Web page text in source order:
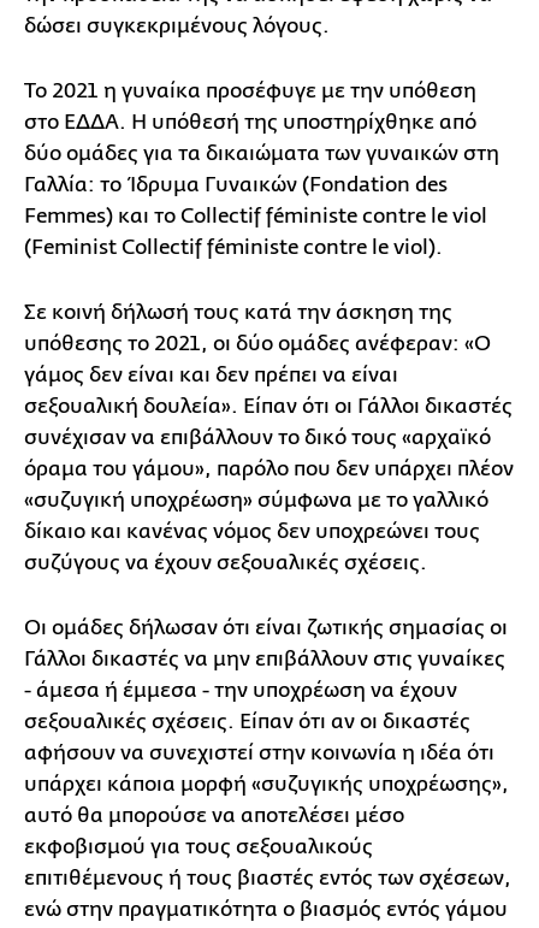
δώσει συγκεκριμένους λόγους.
Το 2021 η γυναίκα προσέφυγε με την υπόθεση
στο ΕΔΔΑ. Η υπόθεσή της υποστηρίχθηκε από
δύο ομάδες για τα δικαιώματα των γυναικών στη
Γαλλία: το Ίδρυμα Γυναικών (Fondation des
Femmes) και το Collectif féministe contre le viol
(Feminist Collectif féministe contre le viol).
Σε κοινή δήλωσή τους κατά την άσκηση της
υπόθεσης το 2021, οι δύο ομάδες ανέφεραν: «Ο
γάμος δεν είναι και δεν πρέπει να είναι
σεξουαλική δουλεία». Είπαν ότι οι Γάλλοι δικαστές
συνέχισαν να επιβάλλουν το δικό τους «αρχαϊκό
όραμα του γάμου», παρόλο που δεν υπάρχει πλέον
«συζυγική υποχρέωση» σύμφωνα με το γαλλικό
δίκαιο και κανένας νόμος δεν υποχρεώνει τους
συζύγους να έχουν σεξουαλικές σχέσεις.
Οι ομάδες δήλωσαν ότι είναι ζωτικής σημασίας οι
Γάλλοι δικαστές να μην επιβάλλουν στις γυναίκες
- άμεσα ή έμμεσα - την υποχρέωση να έχουν
σεξουαλικές σχέσεις. Είπαν ότι αν οι δικαστές
αφήσουν να συνεχιστεί στην κοινωνία η ιδέα ότι
υπάρχει κάποια μορφή «συζυγικής υποχρέωσης»,
αυτό θα μπορούσε να αποτελέσει μέσο
εκφοβισμού για τους σεξουαλικούς
επιτιθέμενους ή τους βιαστές εντός των σχέσεων,
ενώ στην πραγματικότητα ο βιασμός εντός γάμου